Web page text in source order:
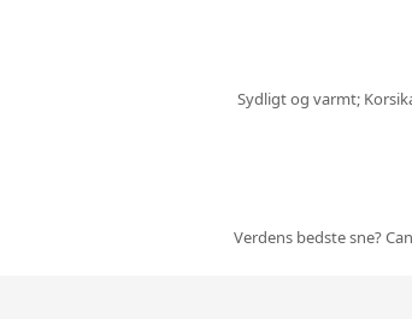
Sydligt og varmt;
Verdens bedste sne?